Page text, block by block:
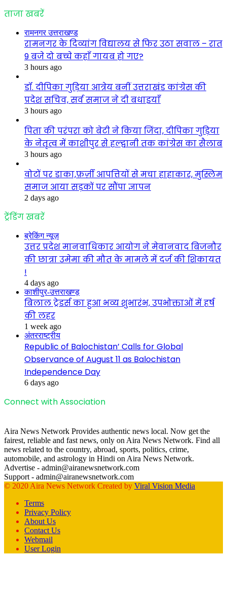
ताजा खबरें
रामनगर उत्तराखण्ड
रामनगर के दिव्यांग विद्यालय से फिर उठा सवाल – रात
9 बजे दो बच्चे कहाँ गायब हो गए?
3 hours ago
डॉ. दीपिका गुड़िया आत्रेय बनीं उत्तराखंड कांग्रेस की
प्रदेश सचिव, सर्व समाज ने दी बधाइयाँ
3 hours ago
पिता की परंपरा को बेटी ने किया जिंदा, दीपिका गुड़िया
के नेतृत्व में काशीपुर से हल्द्वानी तक कांग्रेस का सैलाब
3 hours ago
वोटों पर डाका,फ़र्ज़ी आपत्तियों से मचा हाहाकार, मुस्लिम
समाज आया सड़कों पर सौंपा ज्ञापन
2 days ago
ट्रेंडिंग खबरें
ब्रेकिंग न्यूज़
उत्तर प्रदेश मानवाधिकार आयोग ने मेवानवाद बिजनौर
की छात्रा उमेमा की मौत के मामले में दर्ज की शिकायत
!
4 days ago
काशीपुर-उत्तराखण्ड़
बिलाल ट्रेडर्स का हुआ भव्य शुभारंभ, उपभोक्ताओं में हर्ष
की लहर
1 week ago
अंतरराष्ट्रीय
Republic of Balochistan’ Calls for Global
Observance of August 11 as Balochistan
Independence Day
6 days ago
Connect with Association
Aira News Network Provides authentic news local. Now get the
fairest, reliable and fast news, only on Aira News Network. Find all
news related to the country, abroad, sports, politics, crime,
automobile, and astrology in Hindi on Aira News Network.
Advertise - admin@airanewsnetwork.com
Support - admin@airanewsnetwork.com
© 2020 Aira News Network Created by Viral Vision Media
Terms
Privacy Policy
About Us
Contact Us
Webmail
User Login